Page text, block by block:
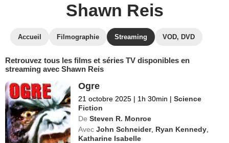
Shawn Reis
Accueil Filmographie Streaming VOD, DVD
Retrouvez tous les films et séries TV disponibles en
streaming avec Shawn Reis
Ogre
21 octobre 2025 | 1h 30min | Science
Fiction
De Steven R. Monroe
Avec John Schneider, Ryan Kennedy
Katharine Isabelle